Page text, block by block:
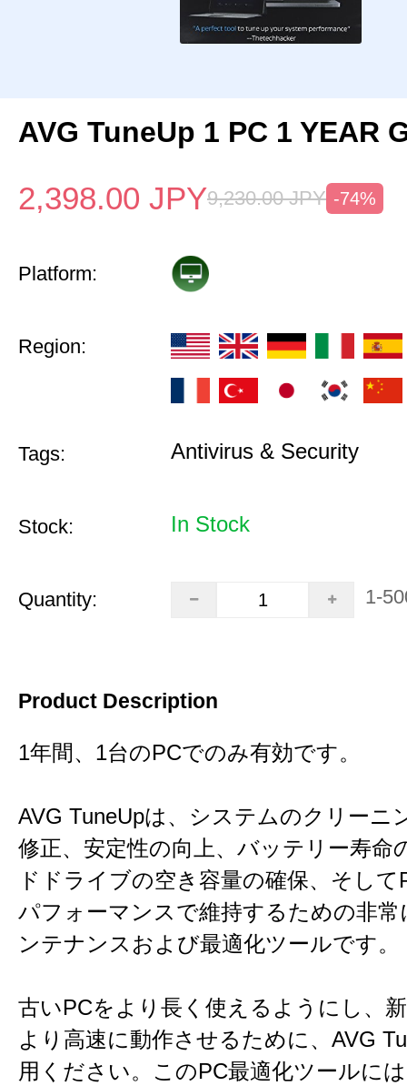
AVG TuneUp 1 PC 1 YEAR
2,398.00 JPY9,230.00 JPY -74%
Platform:
Region:
Tags: Antivirus & Security
Stock: In Stock
Quantity: 1-
Product Description
1年間、1台のPCでのみ有効です。
AVG TuneUpは、システムのクリーニ
修正、安定性の向上、バッテリー寿命
ドドライブの空き容量の確保、そして
パフォーマンスで維持するための非常
ンテナンスおよび最適化ツールです。
古いPCをより長く使えるようにし、
より高速に動作させるために、AVG
用ください。このPC最適化ツールに